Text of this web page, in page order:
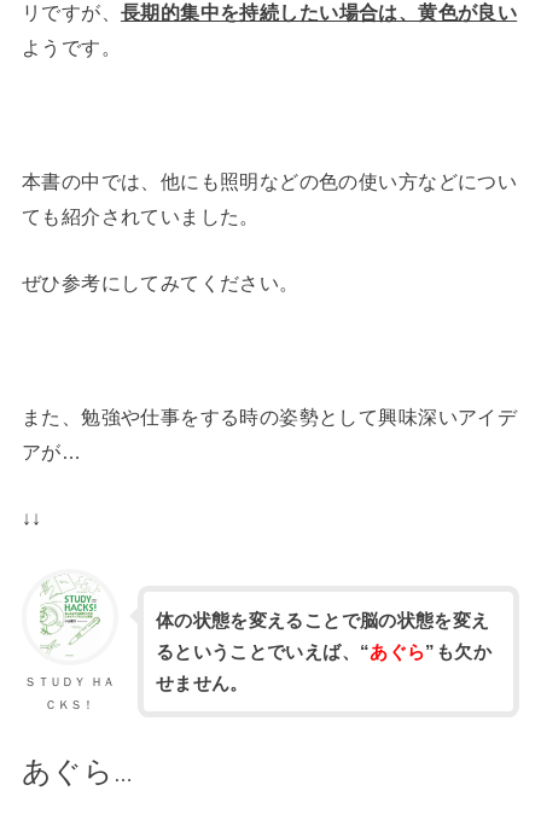
リですが、 長期的集中を持続したい場合は、黄色が良い
ようです。
本書の中では、他にも照明などの色の使い方などについ
ても紹介されていました。
ぜひ参考にしてみてください。
また、勉強や仕事をする時の姿勢として興味深いアイデ
アが…
↓↓
ＳＴＵＤＹ ＨＡ
ＣＫＳ！
体の状態を変えることで脳の状態を変え
るということでいえば、“あぐら”も欠か
せません。
あぐら …